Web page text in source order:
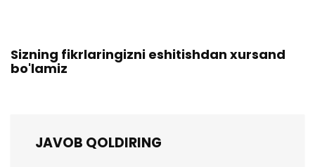
Sizning fikrlaringizni eshitishdan xursand
bo'lamiz
JAVOB QOLDIRING